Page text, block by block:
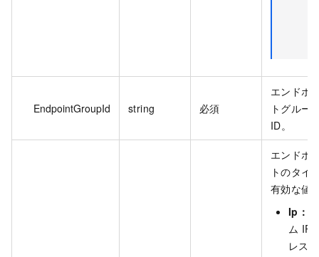
EndpointGroupId string 必須
エンドポ
トグルー
ID。
エンドポ
トのタイ
有効な値
Ip：
ム IP
レス。